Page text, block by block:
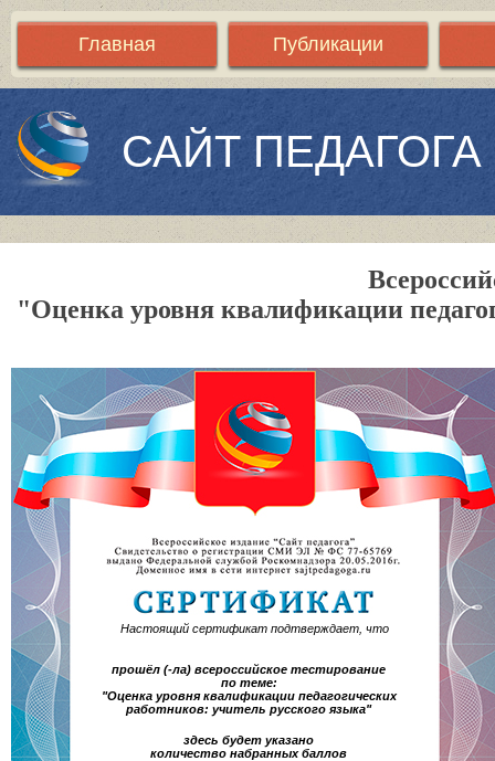
Главная Публикации
САЙТ ПЕДАГОГА
"Оценка уровня квалификации
Настоящий сертификат подтверждает, что
прошёл (-ла) всероссийское тестирование
по теме:
"Оценка уровня квалификации педагогических
работников: учитель русского языка"
здесь будет указано
количество набранных баллов